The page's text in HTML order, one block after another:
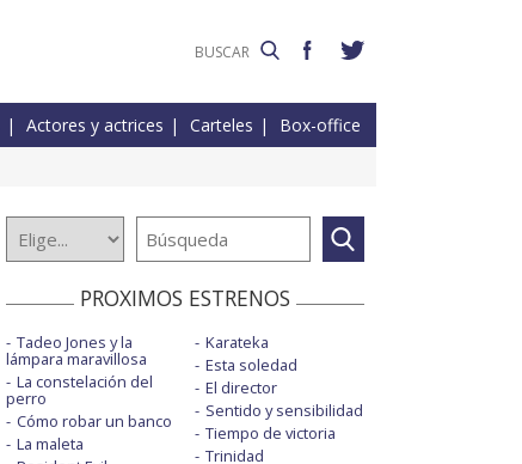
Actores y actrices Carteles Box-office
PROXIMOS ESTRENOS
Tadeo Jones y la
lámpara maravillosa
La constelación del
perro
Cómo robar un banco
La maleta
Karateka
Esta soledad
El director
Sentido y sensibilidad
Tiempo de victoria
Trinidad